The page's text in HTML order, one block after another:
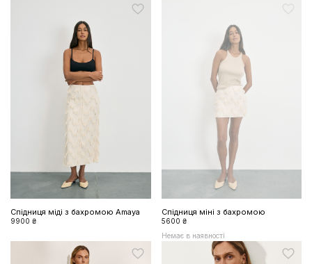
Спідниця міді з бахромою Amaya
9900 ₴
Спідниця міні з бахромою
5600 ₴
Немає в наявності